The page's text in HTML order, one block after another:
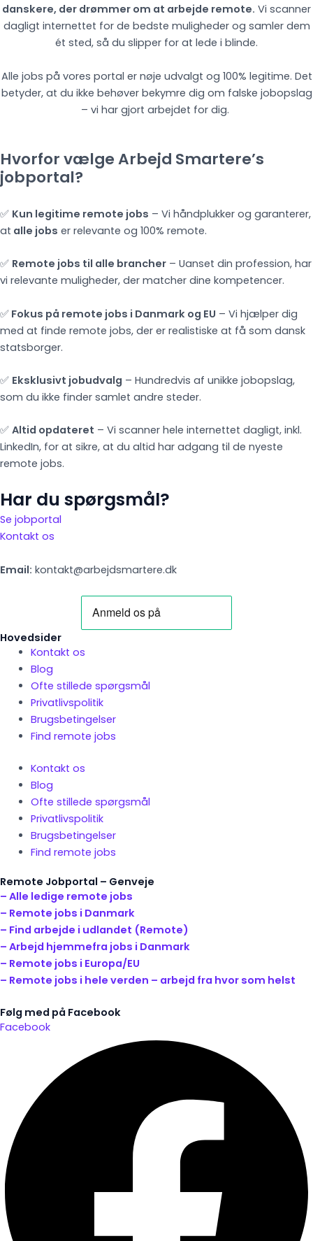
danskere, der drømmer om at arbejde remote. Vi scanner
dagligt internettet for de bedste muligheder og samler dem
ét sted, så du slipper for at lede i blinde.
Alle jobs på vores portal er nøje udvalgt og 100% legitime. Det
betyder, at du ikke behøver bekymre dig om falske jobopslag
– vi har gjort arbejdet for dig.
Hvorfor vælge Arbejd Smartere’s
jobportal?
✅ Kun legitime remote jobs – Vi håndplukker og garanterer,
at alle jobs er relevante og 100% remote.
✅ Remote jobs til alle brancher – Uanset din profession, har
vi relevante muligheder, der matcher dine kompetencer.
✅ Fokus på remote jobs i Danmark og EU – Vi hjælper dig
med at finde remote jobs, der er realistiske at få som dansk
statsborger.
✅ Eksklusivt jobudvalg – Hundredvis af unikke jobopslag,
som du ikke finder samlet andre steder.
✅ Altid opdateret – Vi scanner hele internettet dagligt, inkl.
LinkedIn, for at sikre, at du altid har adgang til de nyeste
remote jobs.
Har du spørgsmål?
Se jobportal
Kontakt os
Email: kontakt@arbejdsmartere.dk
Hovedsider
Kontakt os
Blog
Ofte stillede spørgsmål
Privatlivspolitik
Brugsbetingelser
Find remote jobs
Kontakt os
Blog
Ofte stillede spørgsmål
Privatlivspolitik
Brugsbetingelser
Find remote jobs
Remote Jobportal – Genveje
– Alle ledige remote jobs
– Remote jobs i Danmark
– Find arbejde i udlandet (Remote)
– Arbejd hjemmefra jobs i Danmark
– Remote jobs i Europa/EU
– Remote jobs i hele verden – arbejd fra hvor som helst
Følg med på Facebook
Facebook